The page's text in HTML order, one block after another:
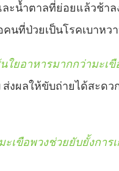
ะน้ำตาลที่ย่อยแล้วช้า
คนที่ป่วยเป็นโรคเบาหว
นใยอาหารมากกว่ามะเ
งผลให้ขับถ่ายได้สะดว
เขือพวงช่วยยับยั้งการ